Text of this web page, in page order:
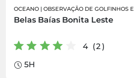
OCEANO | OBSERVAÇÃO DE GOLFINHOS
Belas Baías Bonita Leste
4 (2)
5H